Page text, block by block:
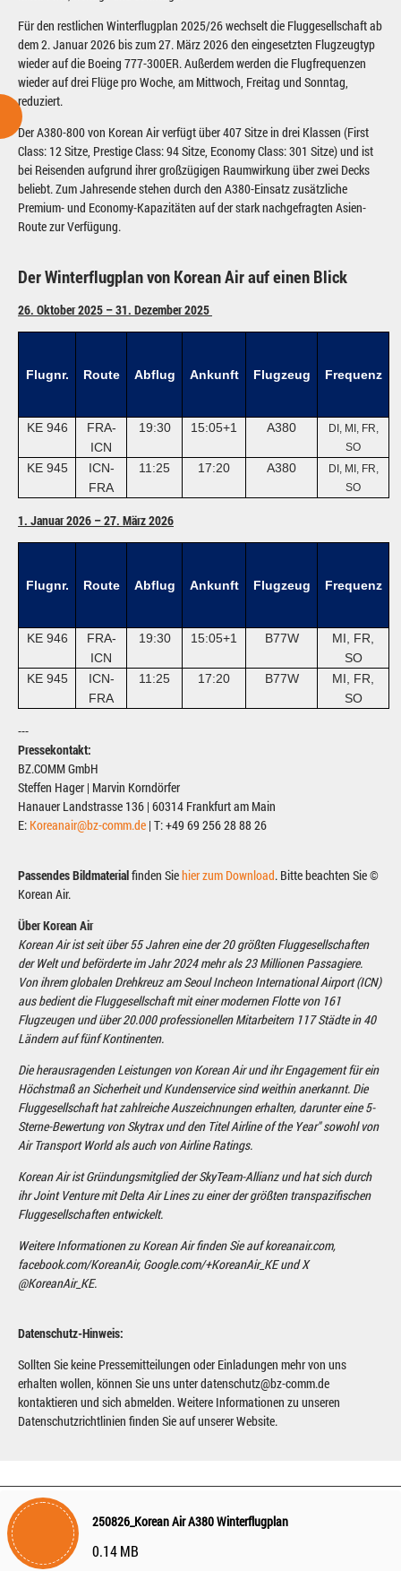
Für den restlichen Winterflugplan 2025/26 wechselt die Fluggesellschaft ab
dem 2. Januar 2026 bis zum 27. März 2026 den eingesetzten Flugzeugtyp
wieder auf die Boeing 777-300ER. Außerdem werden die Flugfrequenzen
wieder auf drei Flüge pro Woche, am Mittwoch, Freitag und Sonntag,
reduziert.
Der A380-800 von Korean Air verfügt über 407 Sitze in drei Klassen (First
Class: 12 Sitze, Prestige Class: 94 Sitze, Economy Class: 301 Sitze) und ist
bei Reisenden aufgrund ihrer großzügigen Raumwirkung über zwei Decks
beliebt. Zum Jahresende stehen durch den A380-Einsatz zusätzliche
Premium- und Economy-Kapazitäten auf der stark nachgefragten Asien-
Route zur Verfügung.
Der Winterflugplan von Korean Air auf einen Blick
26. Oktober 2025 – 31. Dezember 2025
Flugnr. Route Abflug Ankunft Flugzeug Frequenz
KE 946
FRA-
ICN
19:30 15:05+1 A380
DI, MI, FR,
SO
KE 945
ICN-
FRA
11:25 17:20 A380
DI, MI, FR,
SO
1. Januar 2026 – 27. März 2026
Flugnr. Route Abflug Ankunft Flugzeug Frequenz
KE 946
FRA-
ICN
19:30 15:05+1 B77W
MI, FR,
SO
KE 945
ICN-
FRA
11:25 17:20 B77W
MI, FR,
SO
---
Pressekontakt:
BZ.COMM GmbH
Steffen Hager | Marvin Korndörfer
Hanauer Landstrasse 136 | 60314 Frankfurt am Main
E: Koreanair@bz-comm.de | T: +49 69 256 28 88 26
Passendes Bildmaterialfinden Siehier zum Download. Bitte beachten Sie ©
Korean Air.
Über Korean Air
Korean Air ist seit über 55 Jahren eine der 20 größten Fluggesellschaften
der Welt und beförderte im Jahr 2024 mehr als 23 Millionen Passagiere.
Von ihrem globalen Drehkreuz am Seoul Incheon International Airport (ICN)
aus bedient die Fluggesellschaft mit einer modernen Flotte von 161
Flugzeugen und über 20.000 professionellen Mitarbeitern 117 Städte in 40
Ländern auf fünf Kontinenten.
Die herausragenden Leistungen von Korean Air und ihr Engagement für ein
Höchstmaß an Sicherheit und Kundenservice sind weithin anerkannt. Die
Fluggesellschaft hat zahlreiche Auszeichnungen erhalten, darunter eine 5-
Sterne-Bewertung von Skytrax und den Titel Airline of the Year" sowohl von
Air Transport World als auch von Airline Ratings.
Korean Air ist Gründungsmitglied der SkyTeam-Allianz und hat sich durch
ihr Joint Venture mit Delta Air Lines zu einer der größten transpazifischen
Fluggesellschaften entwickelt.
Weitere Informationen zu Korean Air finden Sie auf koreanair.com,
facebook.com/KoreanAir, Google.com/+KoreanAir_KE und X
@KoreanAir_KE.
Datenschutz-Hinweis:
Sollten Sie keine Pressemitteilungen oder Einladungen mehr von uns
erhalten wollen, können Sie uns unter datenschutz@bz-comm.de
kontaktieren und sich abmelden. Weitere Informationen zu unseren
Datenschutzrichtlinien finden Sie auf unserer Website.
250826_Korean Air A380 Winterflugplan
0.14 MB